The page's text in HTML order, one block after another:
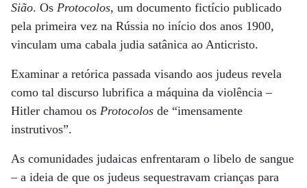
Sião. Os Protocolos, um documento fictício publicado
pela primeira vez na Rússia no início dos anos 1900,
vinculam uma cabala judia satânica ao Anticristo.
Examinar a retórica passada visando aos judeus revela
como tal discurso lubrifica a máquina da violência –
Hitler chamou os Protocolos de “imensamente
instrutivos”.
As comunidades judaicas enfrentaram o libelo de sangue
– a ideia de que os judeus sequestravam crianças para